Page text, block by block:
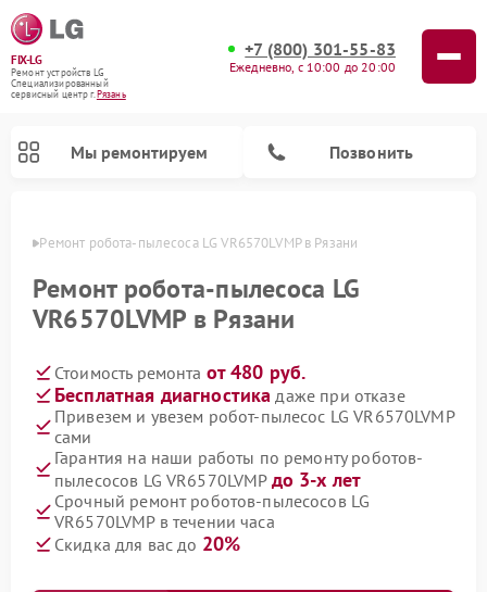
FIX-LG
Ремонт устройств LG
Специализированный
cервисный центр г.Рязань
+7 (800) 301-55-83
Ежедневно, с 10:00 до 20:00
Мы ремонтируем Позвонить
Ремонт робота-пылесоса LG VR6570LVMP в Рязани
Ремонт робота-пылесоса LG
VR6570LVMP в Рязани
Стоимость ремонта от 480 руб.
Бесплатная диагностика даже при отказе
Привезем и увезем робот-пылесос LG VR6570LVMP
сами
Гарантия на наши работы по ремонту роботов-
пылесосов LG VR6570LVMP до 3-х лет
Срочный ремонт роботов-пылесосов LG
VR6570LVMP в течении часа
Скидка для вас до 20%